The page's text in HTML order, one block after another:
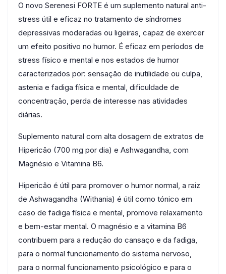
O novo Serenesi FORTE é um suplemento natural anti-
stress útil e eficaz no tratamento de síndromes
depressivas moderadas ou ligeiras, capaz de exercer
um efeito positivo no humor. É eficaz em períodos de
stress físico e mental e nos estados de humor
caracterizados por: sensação de inutilidade ou culpa,
astenia e fadiga física e mental, dificuldade de
concentração, perda de interesse nas atividades
diárias.
Suplemento natural com alta dosagem de extratos de
Hipericão (700 mg por dia) e Ashwagandha, com
Magnésio e Vitamina B6.
Hipericão é útil para promover o humor normal, a raiz
de Ashwagandha (Withania) é útil como tónico em
caso de fadiga física e mental, promove relaxamento
e bem-estar mental. O magnésio e a vitamina B6
contribuem para a redução do cansaço e da fadiga,
para o normal funcionamento do sistema nervoso,
para o normal funcionamento psicológico e para o